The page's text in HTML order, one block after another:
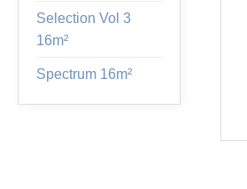
Selection Vol 3
16m²
Spectrum 16m²